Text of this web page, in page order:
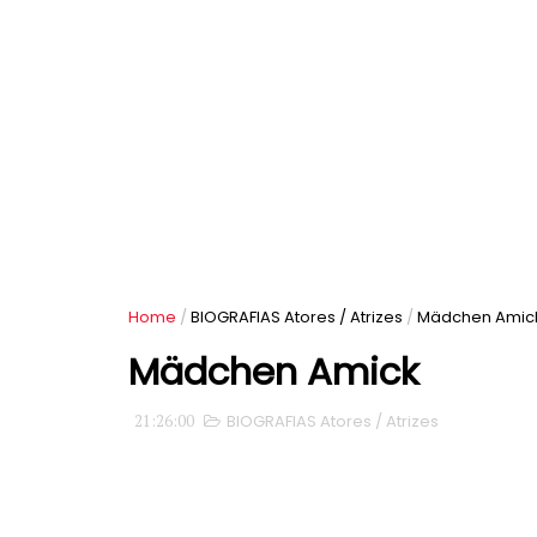
Home / BIOGRAFIAS Atores / Atrizes / Mädchen
Mädchen Amick
21:26:00 BIOGRAFIAS Atores / Atrizes